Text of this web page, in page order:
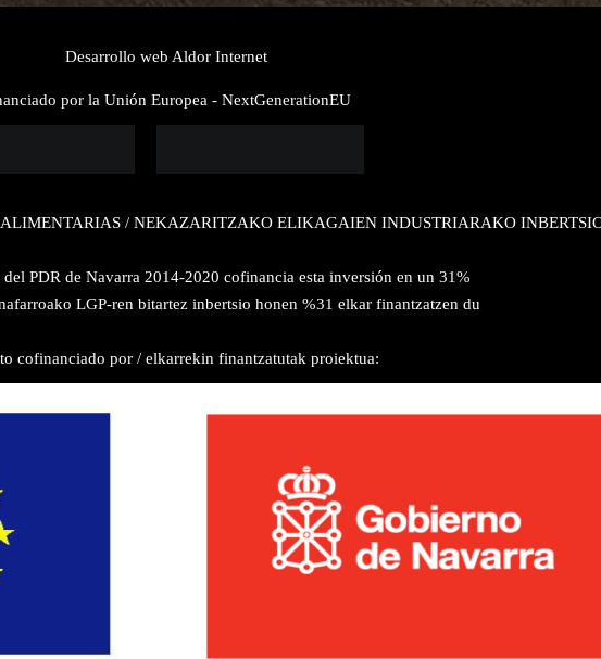
Desarrollo web Aldor Internet
por la Unión Europea - NextGenerationEU
/ NEKAZARITZAKO ELIKAGAIEN INDUSTRIARAKO
PDR de Navarra 2014-2020 cofinancia esta inversión en un 31%
LGP-ren bitartez inbertsio honen %31 elkar finantzatzen du
cofinanciado por / elkarrekin finantzatutak proiektua: